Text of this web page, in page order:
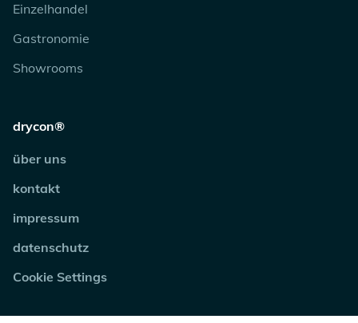
Einzelhandel
Gastronomie
Showrooms
drycon®
über uns
kontakt
impressum
datenschutz
Cookie Settings